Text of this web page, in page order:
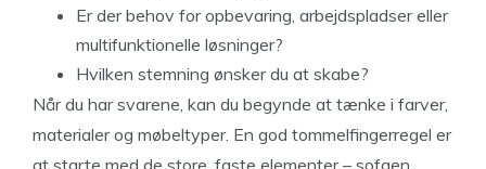
Er der behov for opbevaring, arbejdspladser eller
multifunktionelle løsninger?
Hvilken stemning ønsker du at skabe?
Når du har svarene, kan du begynde at tænke i farver,
materialer og møbeltyper. En god tommelfingerregel er